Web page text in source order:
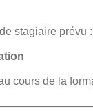
stagiaire prévu
cours de la